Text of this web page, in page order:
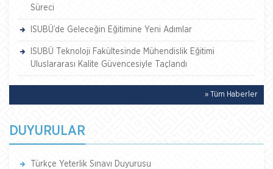
Süreci
ISUBÜ’de Geleceğin Eğitimine Yeni Adımlar
ISUBÜ Teknoloji Fakültesinde Mühendislik Eğitimi
Uluslararası Kalite Güvencesiyle Taçlandı
» Tüm Haberler
DUYURULAR
Türkçe Yeterlik Sınavı Duyurusu